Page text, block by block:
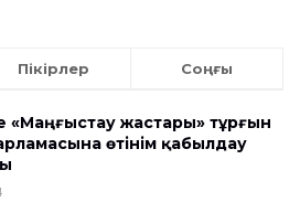
Пікірлер Соңғы
«Маңғыстау жастары» тұрғын
өтінім қабылдау